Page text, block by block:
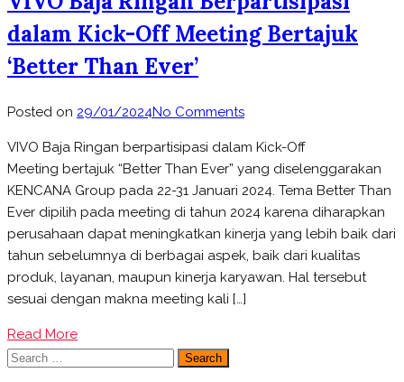
dalam Kick-Off Meeting Bertajuk
‘Better Than Ever’
Posted on 29/01/2024No Commentson
Baja
Ringan
Berpartisipasi
dalam
Kick-
Off
Meeting
Bertajuk
VIVO Baja Ringan berpartisipasi dalam Kick-Off
Meeting bertajuk “Better Than Ever” yang diselenggarakan
KENCANA Group pada 22-31 Januari 2024. Tema Better Than
Ever dipilih pada meeting di tahun 2024 karena diharapkan
perusahaan dapat meningkatkan kinerja yang lebih baik dari
tahun sebelumnya di berbagai aspek, baik dari kualitas
produk, layanan, maupun kinerja karyawan. Hal tersebut
sesuai dengan makna meeting kali […]
Read More
Search